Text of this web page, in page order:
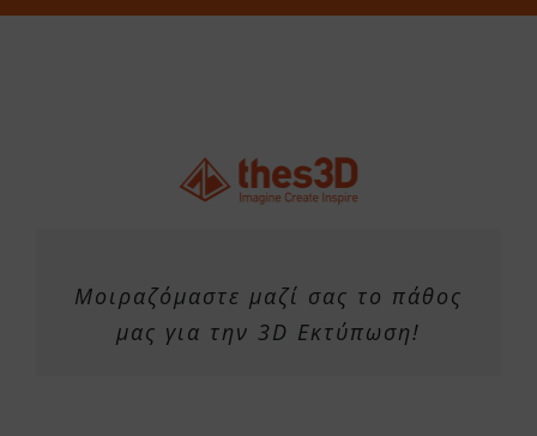
στη
Μοιραζόμαστε μαζί σας το πάθος
μας για την 3D Εκτύπωση!